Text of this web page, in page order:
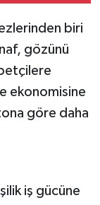
biri
gözünü
ekonomisine
göre daha
iş gücüne